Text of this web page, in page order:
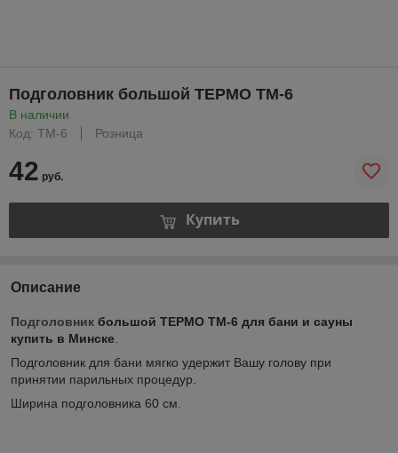
Подголовник большой ТЕРМО ТМ-6
В наличии
Код: ТМ-6
Розница
42 руб.
Купить
Описание
Подголовник большой ТЕРМО ТМ-6 для бани и сауны
купить в Минске
Подголовник для бани мягко удержит Вашу голову при
принятии парильных процедур.
Ширина подголовника 60 см.